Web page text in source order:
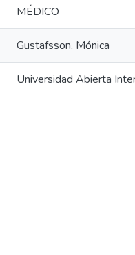
MÉDICO
Gustafsson, Mónica
Universidad Abierta